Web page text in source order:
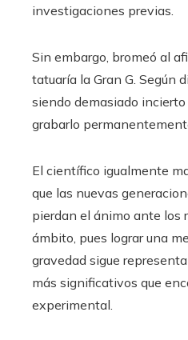
investigaciones previas.
Sin embargo, bromeó al
tatuaría la Gran G. Según
siendo demasiado
grabarlo
El científico igualmente
que las nuevas
pierdan el ánimo ante los
ámbito, pues lograr una
gravedad sigue
más significativos que
experimental.